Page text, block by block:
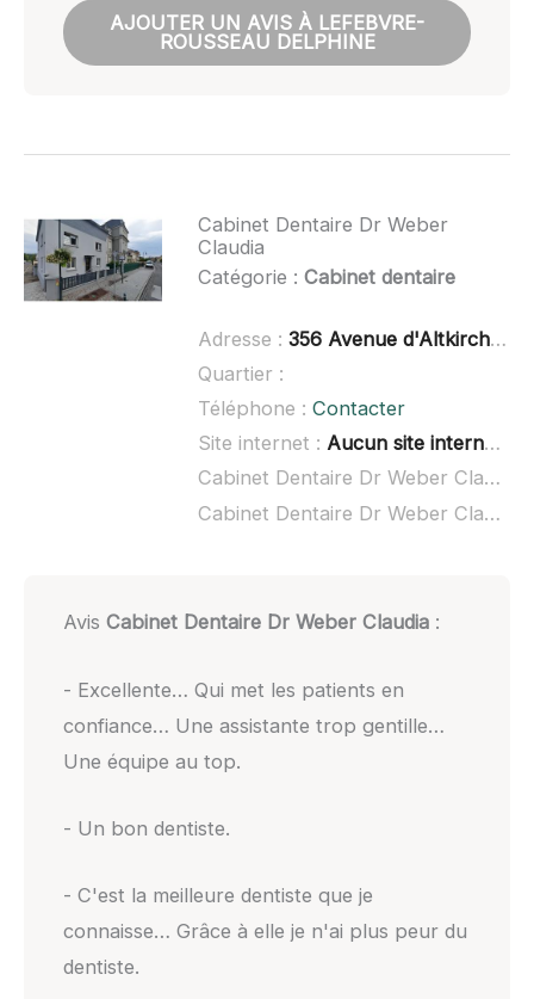
AJOUTER UN AVIS À LEFEBVRE-
ROUSSEAU DELPHINE
Cabinet Dentaire Dr Weber
Claudia
Catégorie : Cabinet dentaire
Adresse : 356 Avenue d'Altkirch, 68350 Brunstatt-Didenheim, France
Quartier :
Téléphone : Contacter
Site internet : Aucun site internet connu
Cabinet Dentaire Dr Weber Claudia à domicile :
Cabinet Dentaire Dr Weber Claudia ouvert dimanche :
Avis Cabinet Dentaire Dr Weber Claudia:
- Excellente… Qui met les patients en
confiance… Une assistante trop gentille…
Une équipe au top.
- Un bon dentiste.
- C'est la meilleure dentiste que je
connaisse… Grâce à elle je n'ai plus peur du
dentiste.